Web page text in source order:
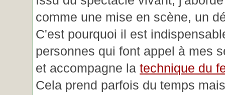
comme une mise en scène, un
C'est pourquoi il est
personnes qui font appel à mes
et accompagne la technique du
Cela prend parfois du temps